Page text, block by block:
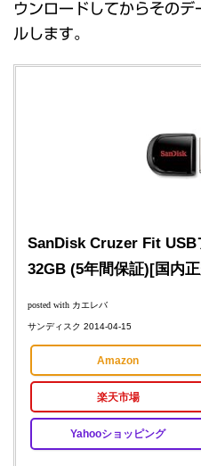
ウンロードしてからその
ルします。
SanDisk Cruzer Fit USB
32GB (5年間保証)[国内
posted with カエレバ
サンディスク 2014-04-15
Amazon
楽天市場
Yahooショッピング